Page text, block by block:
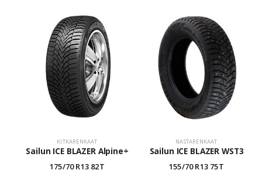
KITKARENKAAT
Sailun ICE BLAZER Alpine+
175/70 R13 82T
NASTARENKAAT
Sailun ICE BLAZER WST3
155/70 R13 75T